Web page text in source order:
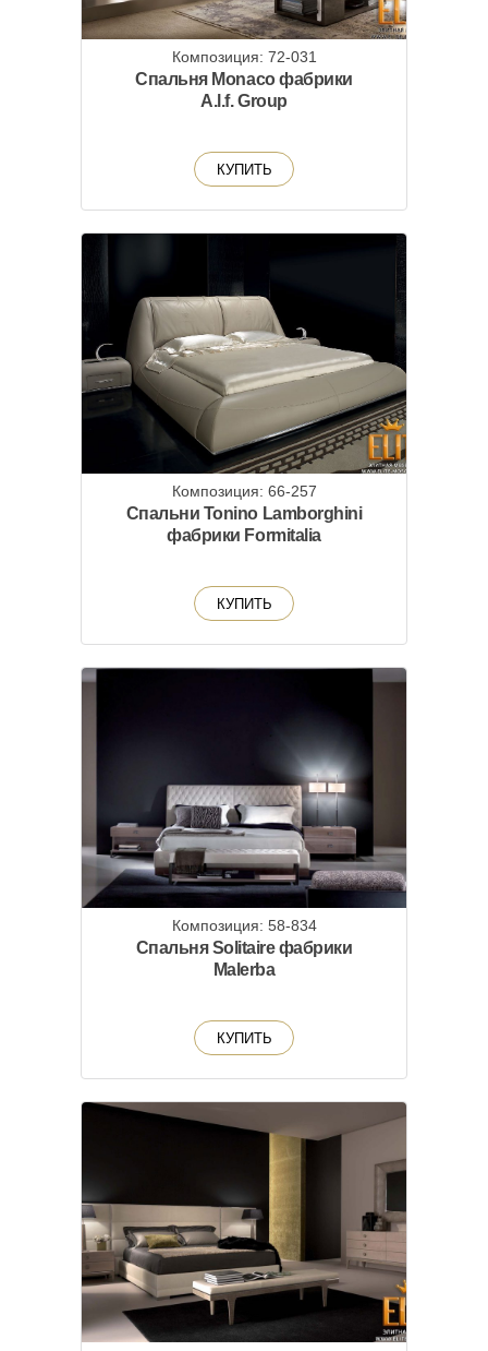
Композиция: 72-031
Спальня Monaco фабрики
A.l.f. Group
КУПИТЬ
Композиция: 66-257
Спальни Tonino Lamborghini
фабрики Formitalia
КУПИТЬ
Композиция: 58-834
Спальня Solitaire фабрики
Malerba
КУПИТЬ